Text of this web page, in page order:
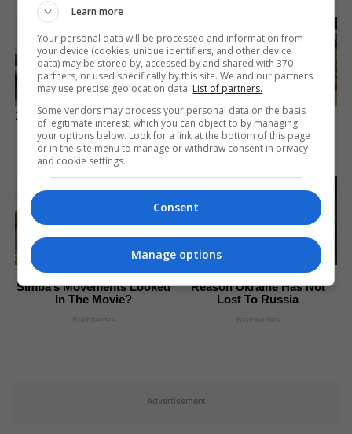
10 Tallest Women You Won't
Believe Exist
Brainberries
The Massive Snake That's
Redefining 'Giant'—Bigger
Than Anacondas
Brainberries
Did You Notice How Natural
Simba’s Movements Looked
In The Movie?
Brainberries
This Movie Is The Main
Reason Ukraine Has Not
Lost To Russia
Brainberries
Advertisement
Learn more
Your personal data will be processed and information from
your device (cookies, unique identifiers, and other device
data) may be stored by, accessed by and shared with 370
partners, or used specifically by this site. We and our partners
may use precise geolocation data. List of partners.
Some vendors may process your personal data on the basis
of legitimate interest, which you can object to by managing
your options below. Look for a link at the bottom of this page
or in the site menu to manage or withdraw consent in privacy
and cookie settings.
Consent
Manage options